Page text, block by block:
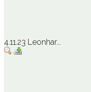
4.11.23 Leonhar...